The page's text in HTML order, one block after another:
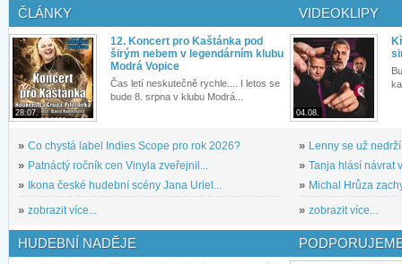
ČLÁNKY
28.07.
12. Koncert pro Kaštánka pod
širým nebem v legendárním klubu
Modrá Vopice
Čas letí neskutečně rychle.... I letos se
bude 8. srpna v klubu Modrá...
» Co chystá label Indies Scope pro rok 2026?
» Patnáctý ročník cen Vinyla zveřejnil...
»
Ikona české hudební scény Jana Uriel...
» zobrazit více...
VIDEOKLIPY
04.08.
» Lenny se už
» Tanja hlásí návrat
» Michal Hrůza
» zobrazit více...
HUDEBNÍ NADĚJE